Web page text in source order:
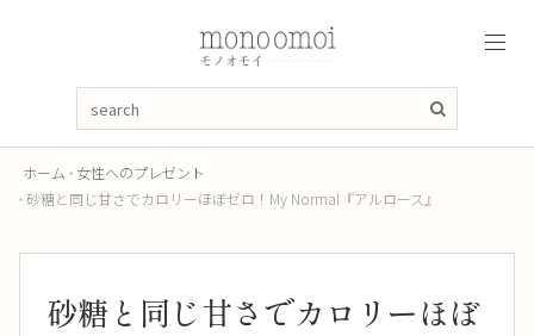
ホーム
女性へのプレゼント
砂糖と同じ甘さでカロリーほぼゼロ！My Normal『アルロース』
砂糖と同じ甘さでカロリーほぼ